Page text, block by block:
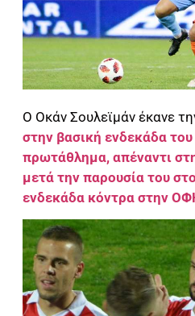
Ο Οκάν Σουλεϊμάν έκανε
στην βασική ενδεκάδα
πρωτάθλημα, απέναντι
μετά την παρουσία του
ενδεκάδα κόντρα στην